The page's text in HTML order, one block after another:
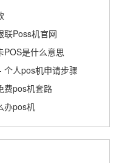
联Poss机官网
POS是什么意思
个人pos机申请步骤
费pos机套路
办pos机